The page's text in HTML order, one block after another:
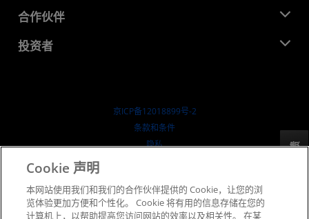
就业机会
联系我们
媒体库
开发中心
成功案例
合作伙伴
AMD 合作伙伴中心
投资者
京ICP备12018899号-2
​条款和条件
隐私
公开公平竞争
英国税收策略
反馈
Cookie 声明
本网站使用我们和我们的合作伙伴提供的 Cookie，让您的浏
览体验更加方便和个性化。 Cookie 将有用的信息存储在您的
计算机上，以帮助提高您访问网站的效率以及相关性。 在某